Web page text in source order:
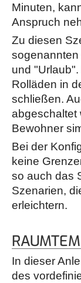
Minuten,
Anspruch
Zu diesen
und
Rolläden in
schließen.
abgeschaltet
Bewohner
Bei der
keine
so auch das
Szenarien,
erleichtern.
In dieser
des